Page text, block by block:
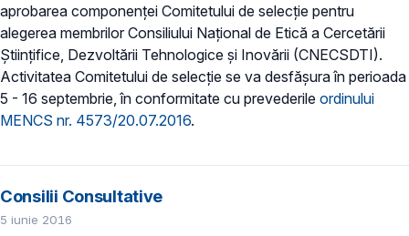
aprobarea componenței Comitetului de selecție pentru
alegerea membrilor Consiliului Național de Etică a Cercetării
Științifice, Dezvoltării Tehnologice şi Inovării (CNECSDTI).
Activitatea Comitetului de selecţie se va desfăşura în perioada
5 - 16 septembrie, în conformitate cu prevederile ordinului
MENCS nr. 4573/20.07.2016.
Consilii Consultative
5 iunie 2016